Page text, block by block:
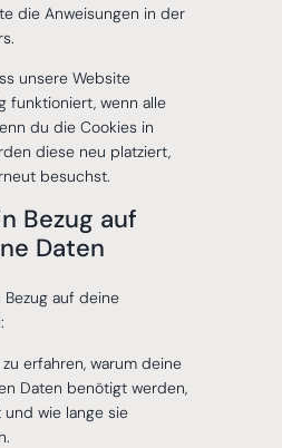
die Anweisungen in der
unsere Website
funktioniert, wenn alle
du die Cookies in
diese neu platziert,
besuchst.
Bezug auf
Daten
auf deine
erfahren, warum deine
Daten benötigt werden,
wie lange sie